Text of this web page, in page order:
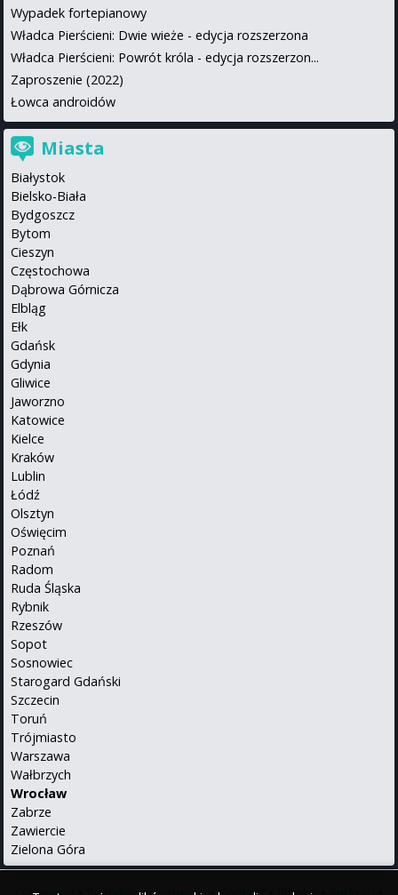
Wypadek fortepianowy
Władca Pierścieni: Dwie wieże - edycja rozszerzona
Władca Pierścieni: Powrót króla - edycja rozszerzon...
Zaproszenie (2022)
Łowca androidów
Miasta
Białystok
Bielsko-Biała
Bydgoszcz
Bytom
Cieszyn
Częstochowa
Dąbrowa Górnicza
Elbląg
Ełk
Gdańsk
Gdynia
Gliwice
Jaworzno
Katowice
Kielce
Kraków
Lublin
Łódź
Olsztyn
Oświęcim
Poznań
Radom
Ruda Śląska
Rybnik
Rzeszów
Sopot
Sosnowiec
Starogard Gdański
Szczecin
Toruń
Trójmiasto
Warszawa
Wałbrzych
Wrocław
Zabrze
Zawiercie
Zielona Góra